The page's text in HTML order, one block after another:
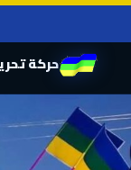
حركة